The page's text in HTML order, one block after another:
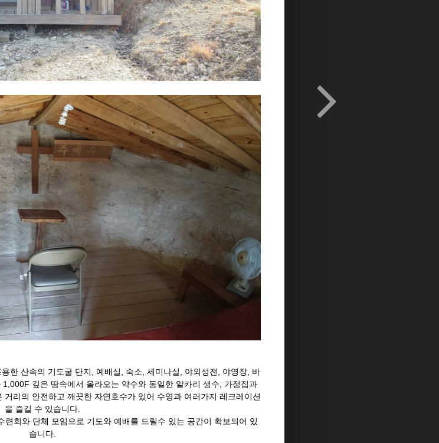
한 산속의 기도굴 단지, 예배실, 숙소, 세미나실, 야외성전, 야영장, 바
깊은 땅속에서 올라오는 약수와 동일한 알카리 생수, 가정집과
리의 안전하고 깨끗한 자연호수가 있어 수영과 여러가지 레크레이션
을 즐길 수 있습니다.
회와 단체 모임으로 기도와 예배를 드릴수 있는 공간이 확보되어 있
습니다.